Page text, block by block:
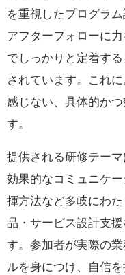
を重視したプログラ
アフターフォローに
でしっかりと定着す
されています。これ
感じない、具体的か
す。
提供される研修テー
効果的なコミュニケ
揮方法など多岐にわ
品・サービス設計支
す。参加者が実際の
ルを身につけ、自信